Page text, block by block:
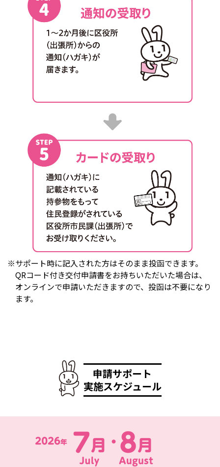
※サポート時に記入された方はそのまま投函できます。
QRコード付き交付申請書をお持ちいただいた場合は、
オンラインで申請いただきますので、投函は不要になり
ます。
申請サポート
実施スケジュール